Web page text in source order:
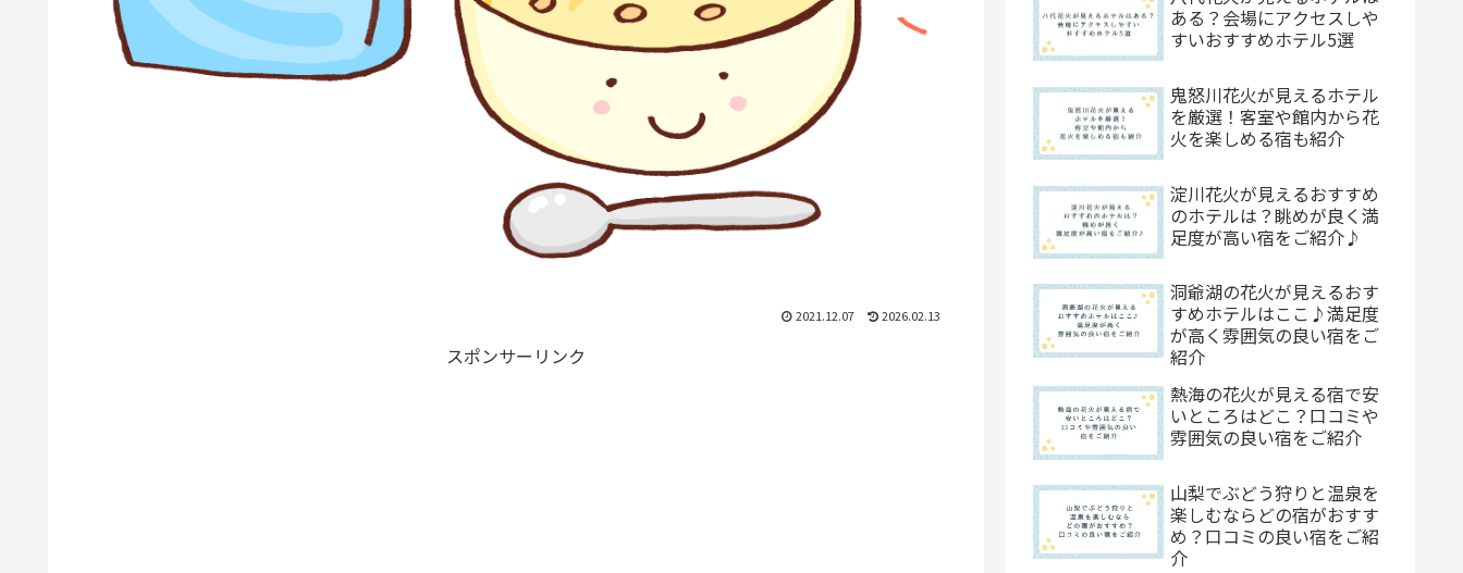
2021.12.07 2026.02.13
スポンサーリンク
ある？会場にアクセスしや
すいおすすめホテル5選
鬼怒川花火が見えるホテル
を厳選！客室や館内から花
火を楽しめる宿も紹介
淀川花火が見えるおすすめ
のホテルは？眺めが良く満
足度が高い宿をご紹介♪
洞爺湖の花火が見えるおす
すめホテルはここ♪満足度
が高く雰囲気の良い宿をご
紹介
熱海の花火が見える宿で安
いところはどこ？口コミや
雰囲気の良い宿をご紹介
山梨でぶどう狩りと温泉を
楽しむならどの宿がおすす
め？口コミの良い宿をご紹
介